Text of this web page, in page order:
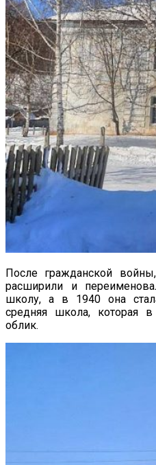
После гражданской
расширили и
школу, а в 1940 она
средняя школа, которая
облик.